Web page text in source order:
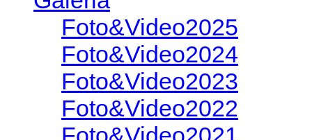
Foto&Video2025
Foto&Video2024
Foto&Video2023
Foto&Video2022